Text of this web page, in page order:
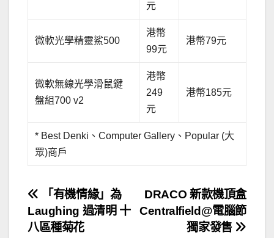
元
微軟光學精靈鯊500
港幣
99元
港幣79元
微軟無線光學滑鼠鍵
盤組700 v2
港幣
249
元
港幣185元
* Best Denki、Computer Gallery、Popular (大
眾)商戶
文
章
DRACO 新款機頂盒
Centralfield@電腦節
獨家發售
「有機情緣」為
Laughing 過清明 十
八區種菊花